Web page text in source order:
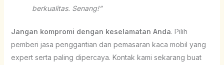
berkualitas. Senang!”
Jangan kompromi dengan keselamatan Anda. Pilih
pemberi jasa penggantian dan pemasaran kaca mobil yang
expert serta paling dipercaya. Kontak kami sekarang buat